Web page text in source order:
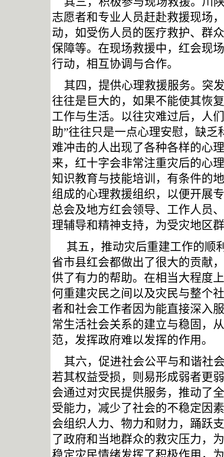
志愿者和专业人员赶赴救援现场
动，如受伤人员的医疗救护、群
保障等。在现场救援中，红会现
行动，相互协调与合作。
其四，提供心理救援服务。突
往往是巨大的，如果不能使其恢
工作与生活。以往灾难过后，人
助”往往只是一点心理安慰，缺
难冲击的人出现了各种各样的心
来，红十字会非常注重灾后的心
知识教育与技能培训，有条件的
组成的心理救援组织，以便开展
总会及地方红会领导、工作人员
理辅导和精神支持，为受灾地区
其五，推动灾后重建工作的顺
省市县红会都做出了很大的贡献
供了有力的帮助。在相当大程度
何重建灾民之间以及灾民与整个
者和社会工作者因为能直接深入
常生活社会关系的建立与稳固，
范，发挥政府难以发挥的作用。
其六，促进社会公平与和谐社
若其权益受损，则易形成弱者更
会通过对灾民提供服务，推动了
受能力，减少了社会的不稳定因
会组织人力、物力和财力，踊跃
了政府和当地群众的救灾压力，